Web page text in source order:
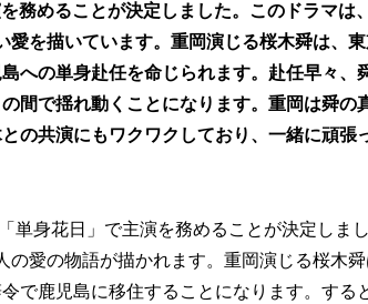
務めることが決定しました。このドラマは
を描いています。重岡演じる桜木舜は、
への単身赴任を命じられます。赴任早々、
間で揺れ動くことになります。重岡は舜の
の共演にもワクワクしており、一緒に頑張
単身花日」で主演を務めることが決定しま
愛の物語が描かれます。重岡演じる桜木
で鹿児島に移住することになります。する